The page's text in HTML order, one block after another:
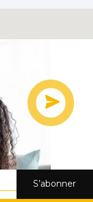
S’abonner